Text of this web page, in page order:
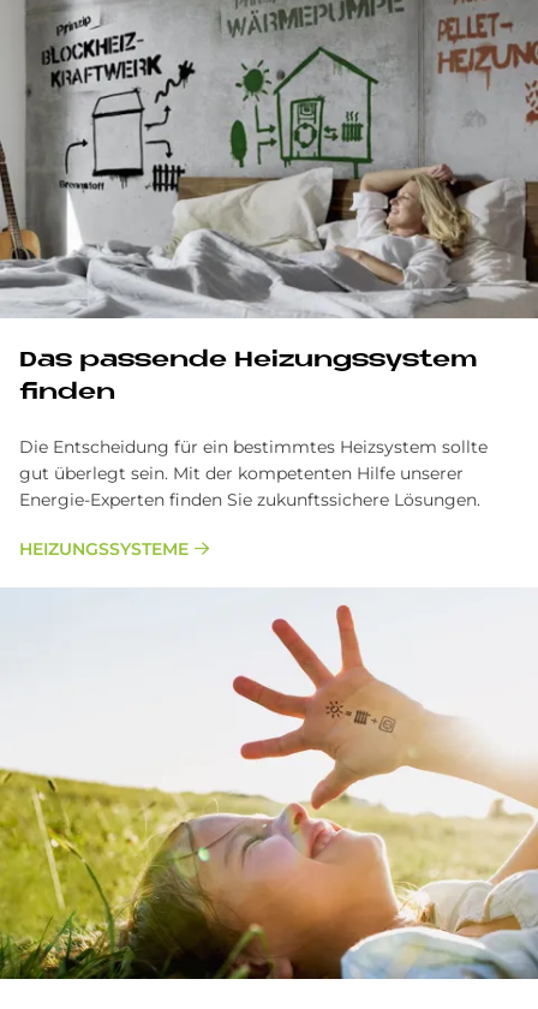
Das passende Heizungssystem
finden
Die Entscheidung für ein bestimmtes Heizsystem sollte
gut überlegt sein. Mit der kompetenten Hilfe unserer
Energie-Experten finden Sie zukunftssichere Lösungen.
HEIZUNGSSYSTEME